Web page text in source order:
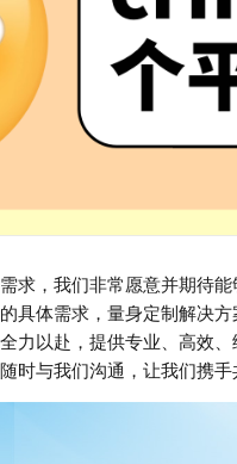
求，我们非常愿意并期待
具体需求，量身定制解决
力以赴，提供专业、高效
时与我们沟通，让我们携手